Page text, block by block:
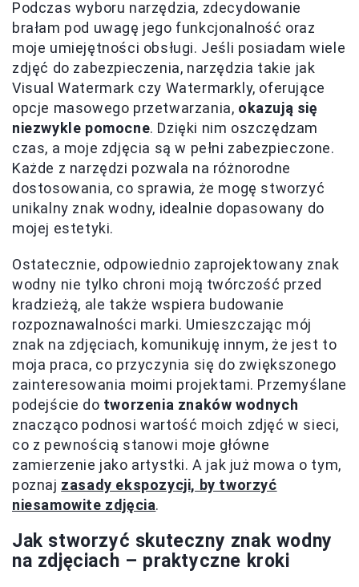
Podczas wyboru narzędzia, zdecydowanie
brałam pod uwagę jego funkcjonalność oraz
moje umiejętności obsługi. Jeśli posiadam wiele
zdjęć do zabezpieczenia, narzędzia takie jak
Visual Watermark czy Watermarkly, oferujące
opcje masowego przetwarzania, okazują się
niezwykle pomocne. Dzięki nim oszczędzam
czas, a moje zdjęcia są w pełni zabezpieczone.
Każde z narzędzi pozwala na różnorodne
dostosowania, co sprawia, że mogę stworzyć
unikalny znak wodny, idealnie dopasowany do
mojej estetyki.
Ostatecznie, odpowiednio zaprojektowany znak
wodny nie tylko chroni moją twórczość przed
kradzieżą, ale także wspiera budowanie
rozpoznawalności marki. Umieszczając mój
znak na zdjęciach, komunikuję innym, że jest to
moja praca, co przyczynia się do zwiększonego
zainteresowania moimi projektami. Przemyślane
podejście do tworzenia znaków wodnych
znacząco podnosi wartość moich zdjęć w sieci,
co z pewnością stanowi moje główne
zamierzenie jako artystki. A jak już mowa o tym,
poznaj zasady ekspozycji, by tworzyć
niesamowite zdjęcia.
Jak stworzyć skuteczny znak wodny
na zdjęciach – praktyczne kroki